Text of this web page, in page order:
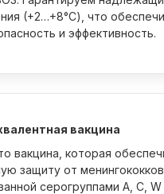
(+2…+8°C), что
и эффективность.
вакцина
вакцина, которая
защиту от
серогруппами A, C, W